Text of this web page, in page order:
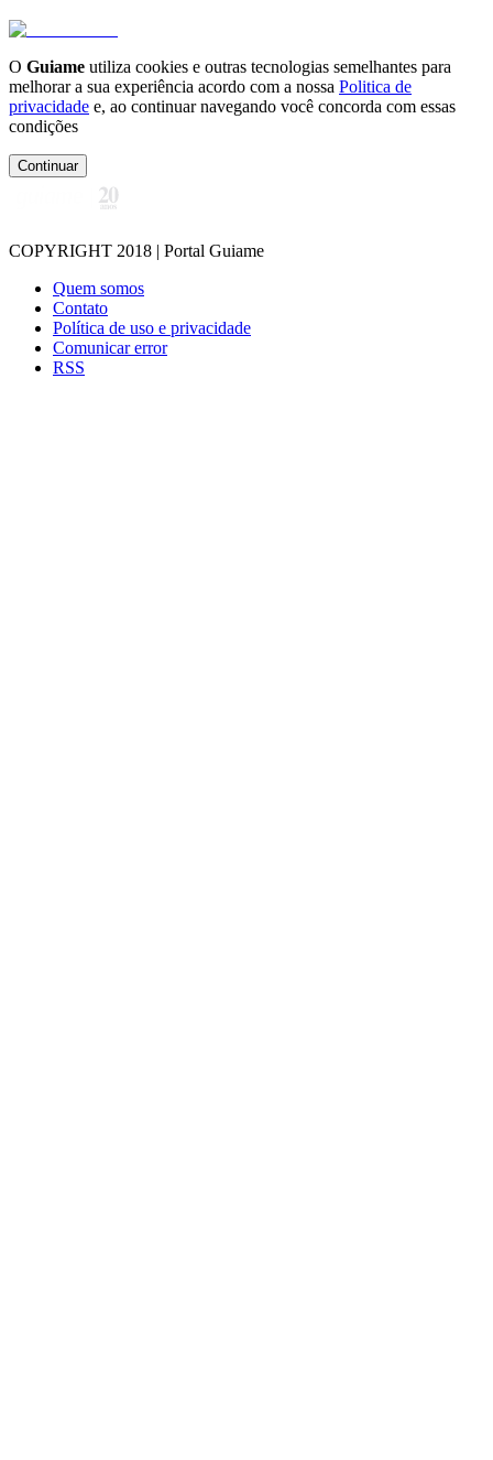
O Guiame utiliza cookies e outras tecnologias semelhantes para
melhorar a sua experiência acordo com a nossa Politica de
privacidade e, ao continuar navegando você concorda com essas
condições
Continuar
COPYRIGHT 2018 | Portal Guiame
Quem somos
Contato
Política de uso e privacidade
Comunicar error
RSS